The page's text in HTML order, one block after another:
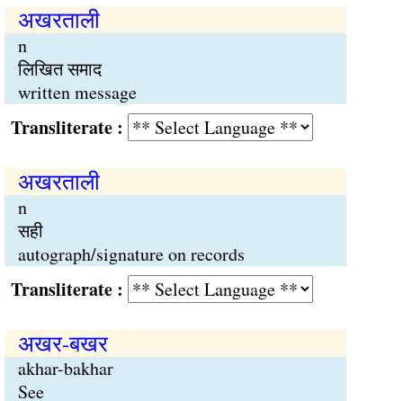
अखरताली
n
लिखित समाद
written message
:
अखरताली
n
सही
autograph/signature on records
:
अखर-बखर
akhar-bakhar
See